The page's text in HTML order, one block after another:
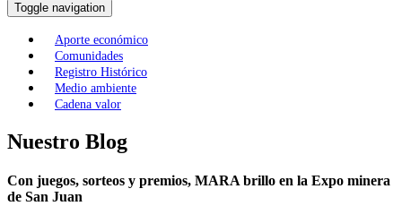
Toggle navigation
Aporte económico
Comunidades
Registro Histórico
Medio ambiente
Cadena valor
Nuestro Blog
Con juegos, sorteos y premios, MARA brillo en la Expo minera
de San Juan